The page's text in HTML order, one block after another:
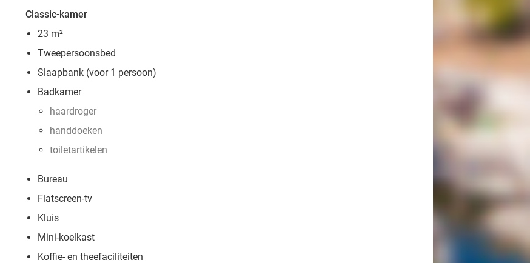
Classic-kamer
23 m²
Tweepersoonsbed
Slaapbank (voor 1 persoon)
Badkamer
haardroger
handdoeken
toiletartikelen
Bureau
Flatscreen-tv
Kluis
Mini-koelkast
Koffie- en theefaciliteiten